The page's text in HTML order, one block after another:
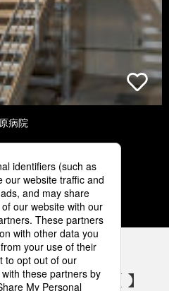
病院
4 5
設備 SNSアカウント